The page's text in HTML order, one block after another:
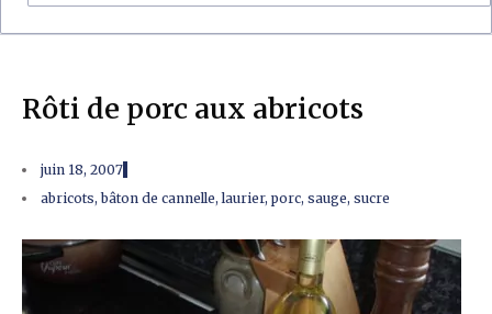
Rôti de porc aux abricots
juin 18, 2007
abricots,bâton de cannelle,laurier, porc, sauge, sucre